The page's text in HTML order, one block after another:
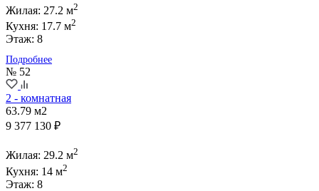
Жилая: 27.2 м2
Кухня: 17.7 м2
Этаж: 8
Подробнее
№ 52
2 - комнатная
63.79 м2
9 377 130 ₽
Жилая: 29.2 м2
Кухня: 14 м2
Этаж: 8